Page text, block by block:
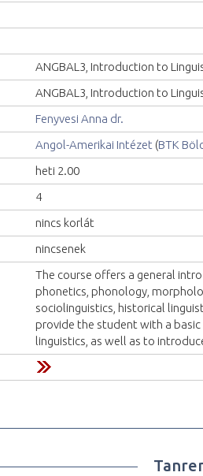
ANGBAL3, Introduction to
ANGBAL3, Introduction to
Fenyvesi Anna dr.
Angol-Amerikai Intézet (BTK
heti 2.00
4
nincs korlát
nincsenek
The course offers a general
phonetics, phonology,
sociolinguistics, historical
provide the student with a
linguistics, as well as to